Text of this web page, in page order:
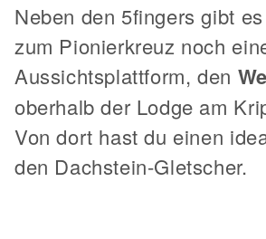
Neben den 5fingers gibt
zum Pionierkreuz noch
Aussichtsplattform, den
oberhalb der Lodge am
Von dort hast du einen
den Dachstein-Gletscher.